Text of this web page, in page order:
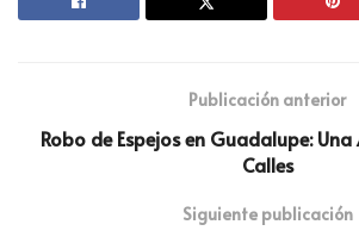
Publicación anterior
Robo de Espejos en Guadalupe:
Calles
Siguiente publicación